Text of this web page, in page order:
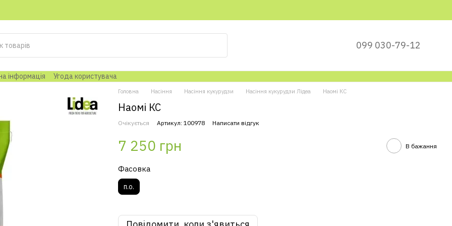
099 030-79-12
інформація Угода користувача
Головна Насіння Насіння кукурудзи Насіння кукурудзи Лідеа Наомі КС
Наомі КС
Очікується Артикул: 100978 Написати відгук
7 250 грн В бажання
Фасовка
п.о.